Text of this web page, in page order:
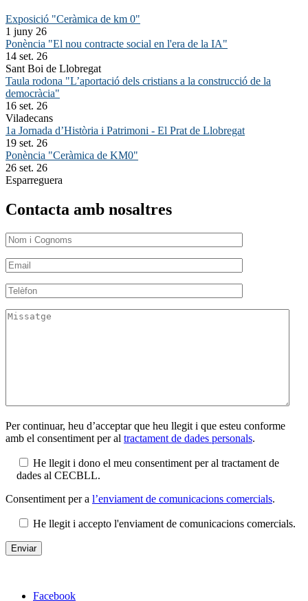
Exposició "Ceràmica de km 0"
1 juny 26
Ponència "El nou contracte social en l'era de la IA"
14 set. 26
Sant Boi de Llobregat
Taula rodona "L’aportació dels cristians a la construcció de la
democràcia"
16 set. 26
Viladecans
1a Jornada d’Història i Patrimoni - El Prat de Llobregat
19 set. 26
Ponència "Ceràmica de KM0"
26 set. 26
Esparreguera
Contacta amb nosaltres
Per continuar, heu d’acceptar que heu llegit i que esteu conforme
amb el consentiment per al tractament de dades personals.
He llegit i dono el meu consentiment per al tractament de
dades al CECBLL.
Consentiment per a l’enviament de comunicacions comercials.
He llegit i accepto l'enviament de comunicacions comercials.
Facebook